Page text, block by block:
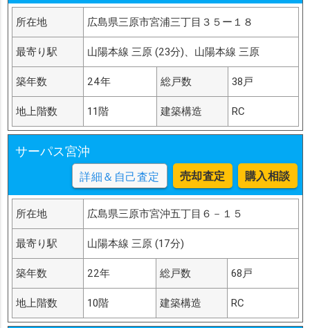
所在地 広島県三原市宮浦三丁目３５ー１８
最寄り駅 山陽本線 三原 (23分)、山陽本線 三原
築年数 24年 総戸数 38戸
地上階数 11階 建築構造 RC
サーパス宮沖
詳細＆自己査定 売却査定 購入相談
所在地 広島県三原市宮沖五丁目６－１５
最寄り駅 山陽本線 三原 (17分)
築年数 22年 総戸数 68戸
地上階数 10階 建築構造 RC